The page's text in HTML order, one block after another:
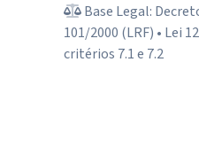
Base Legal:
101/2000 (LRF) • Lei
critérios 7.1 e 7.2